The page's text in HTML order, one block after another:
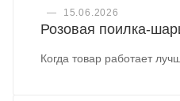
—
15.06.2026
Розовая поилка-
Когда товар работает